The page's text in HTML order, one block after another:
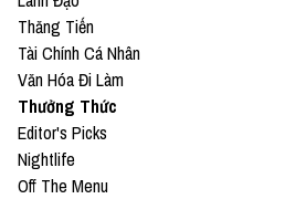
Thăng Tiến
Tài Chính Cá Nhân
Văn Hóa Đi Làm
Thưởng Thức
Editor's Picks
Nightlife
Off The Menu